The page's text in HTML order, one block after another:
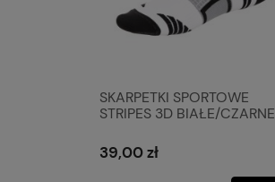
SKARPETKI SPORTOWE
STRIPES 3D BIAŁE/CZARNE
39,00 zł